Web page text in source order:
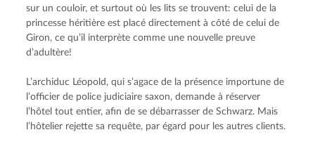
sur un couloir, et surtout où les lits se trouvent: celui de la
princesse héritière est placé directement à côté de celui de
Giron, ce qu’il interprète comme une nouvelle preuve
d’adultère!
L’archiduc Léopold, qui s’agace de la présence importune de
l’officier de police judiciaire saxon, demande à réserver
l’hôtel tout entier, afin de se débarrasser de Schwarz. Mais
l’hôtelier rejette sa requête, par égard pour les autres clients.